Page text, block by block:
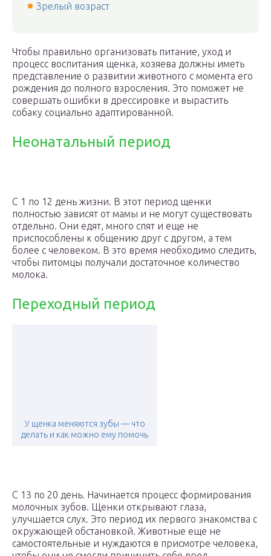
Зрелый возраст
Чтобы правильно организовать питание, уход и
процесс воспитания щенка, хозяева должны иметь
представление о развитии животного с момента его
рождения до полного взросления. Это поможет не
совершать ошибки в дрессировке и вырастить
собаку социально адаптированной.
Неонатальный период
С 1 по 12 день жизни. В этот период щенки
полностью зависят от мамы и не могут существовать
отдельно. Они едят, много спят и еще не
приспособлены к общению друг с другом, а тем
более с человеком. В это время необходимо следить,
чтобы питомцы получали достаточное количество
молока.
Переходный период
У щенка меняются зубы — что
делать и как можно ему помочь
С 13 по 20 день. Начинается процесс формирования
молочных зубов. Щенки открывают глаза,
улучшается слух. Это период их первого знакомства с
окружающей обстановкой. Животные еще не
самостоятельные и нуждаются в присмотре человека,